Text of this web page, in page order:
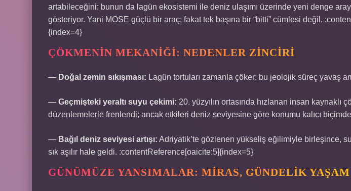
artabileceğini; bunun da lagün ekosistemi ile deniz ulaşımı üzerinde yeni denge
gösteriyor. Yani MOSE güçlü bir araç; fakat tek başına bir “bitti” cümlesi değil.
{index=4}
ÇÖKMENIN MEKANIĞI: NEDENLER ZINCIRI
— Doğal zemin sıkışması: Lagün tortuları zamanla çöker; bu jeolojik süreç yavaş
— Geçmişteki yeraltı suyu çekimi: 20. yüzyılın ortasında hızlanan insan kaynaklı
düzenlemelerle frenlendi; ancak etkileri deniz seviyesine göre konumu kalıcı biçimde
— Bağıl deniz seviyesi artışı: Adriyatik’te gözlenen yükseliş eğilimiyle birleşince,
sık aşılır hale geldi. :contentReference[oaicite:5]{index=5}
GÜNÜMÜZE YANSIMALAR: MIRAS, GÜNDELIK